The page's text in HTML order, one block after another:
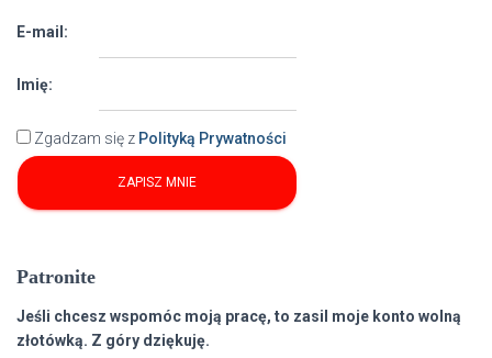
E-mail:
Imię:
Zgadzam się z Polityką Prywatności
Patronite
Jeśli chcesz wspomóc moją pracę, to zasil moje konto wolną
złotówką. Z góry dziękuję.